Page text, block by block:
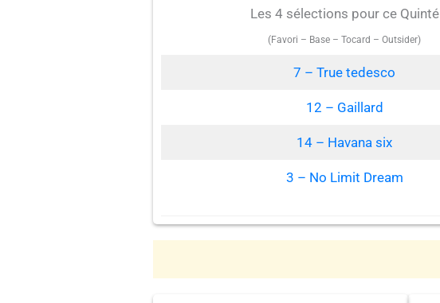
Les 4 sélections pour ce Quinté
(Favori – Base – Tocard – Outsider)
7 – True tedesco
12 – Gaillard
14 – Havana six
3 – No Limit Dream